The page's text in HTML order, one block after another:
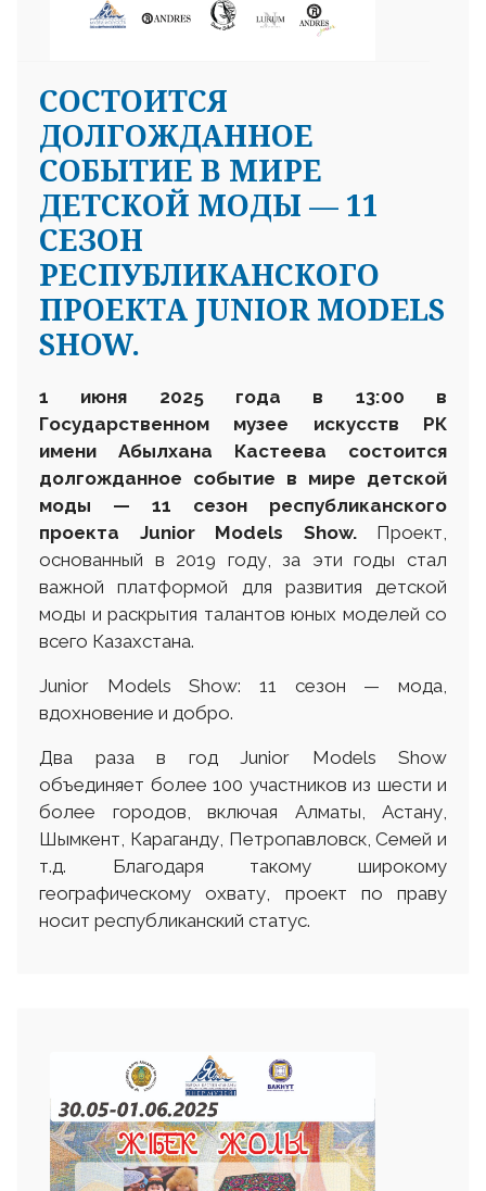
СОСТОИТСЯ
ДОЛГОЖДАННОЕ
СОБЫТИЕ В МИРЕ
ДЕТСКОЙ МОДЫ — 11
СЕЗОН
РЕСПУБЛИКАНСКОГО
ПРОЕКТА JUNIOR MODELS
SHOW.
1 июня 2025 года в 13:00 в
Государственном музее искусств РК
имени Абылхана Кастеева состоится
долгожданное событие в мире детской
моды — 11 сезон республиканского
проекта Junior Models Show.Проект,
основанный в 2019 году, за эти годы стал
важной платформой для развития детской
моды и раскрытия талантов юных моделей со
всего Казахстана.
Junior Models Show: 11 сезон — мода,
вдохновение и добро.
Два раза в год Junior Models Show
объединяет более 100 участников из шести и
более городов, включая Алматы, Астану,
Шымкент, Караганду, Петропавловск, Семей и
т.д. Благодаря такому широкому
географическому охвату, проект по праву
носит республиканский статус.